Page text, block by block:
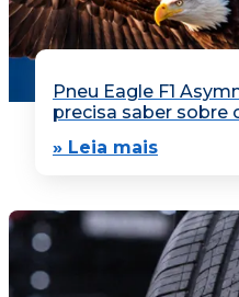
Pneu Eagle F1
precisa saber
» Leia mais